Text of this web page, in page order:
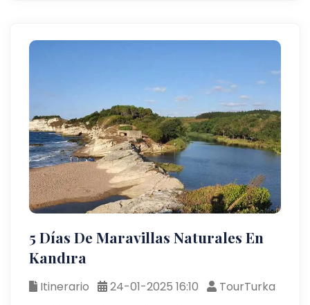
5 Días De Maravillas Naturales En
Kandıra
Itinerario 24-01-2025 16:10
TourTurka